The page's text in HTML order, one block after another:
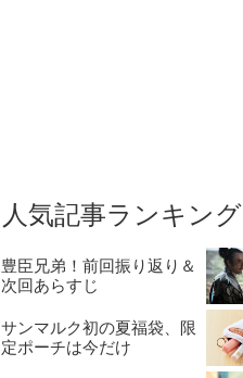
人気記事ランキング
豊臣兄弟！前回振り返り＆
次回あらすじ
サンマルク初の夏福袋、限
定ポーチは今だけ